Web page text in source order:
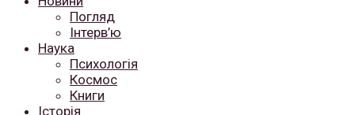
Погляд
Інтерв’ю
Наука
Психологія
Космос
Книги
Історія